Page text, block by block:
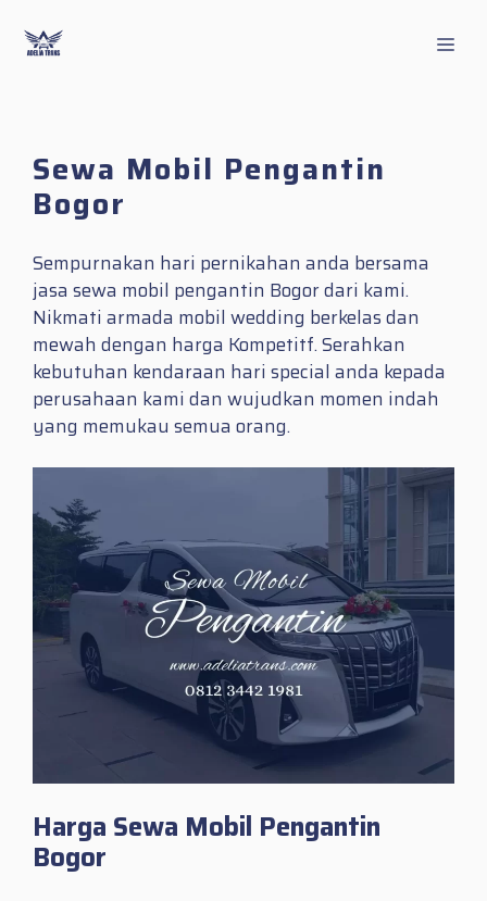
content
Sewa Mobil Pengantin
Bogor
Sempurnakan hari pernikahan anda bersama
jasa sewa mobil pengantin Bogor dari kami.
Nikmati armada mobil wedding berkelas dan
mewah dengan harga Kompetitf. Serahkan
kebutuhan kendaraan hari special anda kepada
perusahaan kami dan wujudkan momen indah
yang memukau semua orang.
Harga Sewa Mobil Pengantin
Bogor